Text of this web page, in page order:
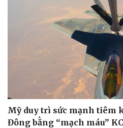
Mỹ duy trì sức mạnh tiêm
Đông bằng “mạch máu”